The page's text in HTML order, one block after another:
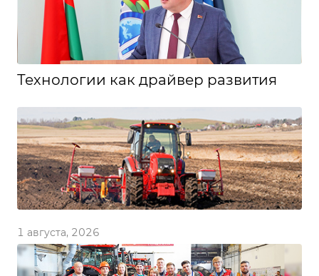
Технологии как драйвер развития
1 августа, 2026